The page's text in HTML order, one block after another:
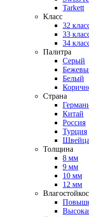
Tarkett
Класс
32
33
34
Палитра
Серый
Белый
Страна
Китай
Россия
Турция
Толщина
8 мм
9 мм
10 мм
12 мм